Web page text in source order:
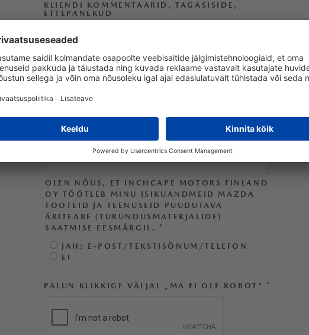
KLIENDI KOMMENTAARID, TAGASISIDE,
ETTEPANEKUD
OLEN NÕUS, ET INCHCAPE MOTORS FINLAND
OY TÖÖTLEB MINU ISIKUANDMEID MAZDA
TOOTEID JA TEENUSEID PUUDUTAVA
ÄRITEABE (TURUNDUSMATERJALIDE)
SAATMISE EESMÄRGIL. *
JAH: E-POST/TEKSTISÕNUM/TELEFON
EI
PALUN KLIKKIGE VÄLJAL „MA EI OLE ROBOT“ *